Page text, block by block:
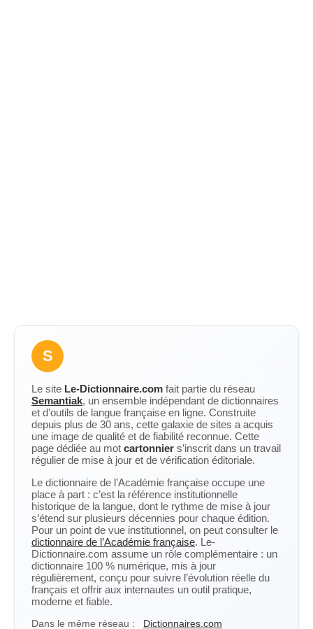
S
Le site Le-Dictionnaire.com fait partie du réseau
Semantiak, un ensemble indépendant de dictionnaires
et d’outils de langue française en ligne. Construite
depuis plus de 30 ans, cette galaxie de sites a acquis
une image de qualité et de fiabilité reconnue. Cette
page dédiée au mot cartonnier s’inscrit dans un travail
régulier de mise à jour et de vérification éditoriale.
Le dictionnaire de l’Académie française occupe une
place à part : c’est la référence institutionnelle
historique de la langue, dont le rythme de mise à jour
s’étend sur plusieurs décennies pour chaque édition.
Pour un point de vue institutionnel, on peut consulter le
dictionnaire de l’Académie française. Le-
Dictionnaire.com assume un rôle complémentaire : un
dictionnaire 100 % numérique, mis à jour
régulièrement, conçu pour suivre l’évolution réelle du
français et offrir aux internautes un outil pratique,
moderne et fiable.
Dans le même réseau : Dictionnaires.com